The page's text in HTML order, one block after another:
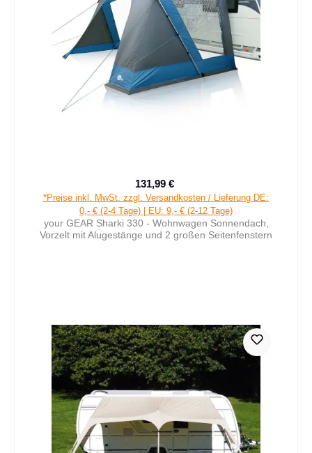
Verkaufspreis:
131,99 €
*Preise inkl. MwSt. zzgl. Versandkosten / Lieferung DE:
0,- € (2-4 Tage) | EU: 9,- € (2-12 Tage)
your GEAR Sharki 330 - Wohnwagen Sonnendach,
Vorzelt mit Alugestänge und 2 großen Seitenfenstern